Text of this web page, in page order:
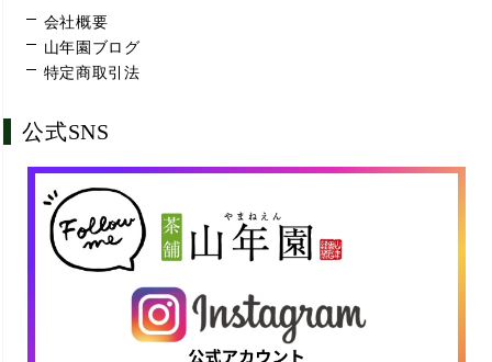
会社概要
山年園ブログ
特定商取引法
公式SNS